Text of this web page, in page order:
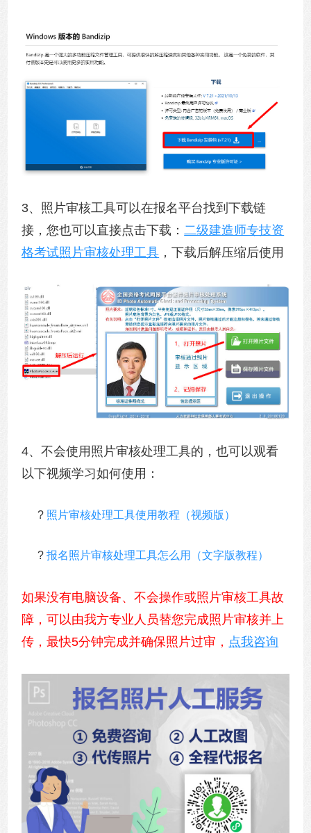
3、照片审核工具可以在报名平台找到下载链
接，您也可以直接点击下载： 二级建造师专技资
格考试照片审核处理工具 ，下载后解压缩后使用
4、不会使用照片审核处理工具的，也可以观看
以下视频学习如何使用：
? 照片审核处理工具使用教程（视频版）
?报名照片审核处理工具怎么用（文字版教程）
如果没有电脑设备、不会操作或照片审核工具故
障，可以由我方专业人员替您完成照片审核并上
传，最快5分钟完成并确保照片过审， 点我咨询